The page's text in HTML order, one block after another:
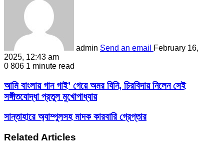
admin Send an email
February 16,
2025, 12:43 am
0 806 1 minute read
আমি বাংলায় গান গাই’ গেয়ে অমর যিনি, চিরবিদায় নিলেন সেই
সঙ্গীতযোদ্ধা প্রতুল মুখোপাধ্যায়
সান্তাহারে অ্যাম্পুলসহ মাদক কারবারি গ্রেপ্তার
Related Articles